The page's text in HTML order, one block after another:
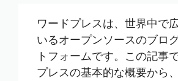
ワードプレスは、世界中で
いるオープンソースのブロ
トフォームです。この記事
プレスの基本的な概要から